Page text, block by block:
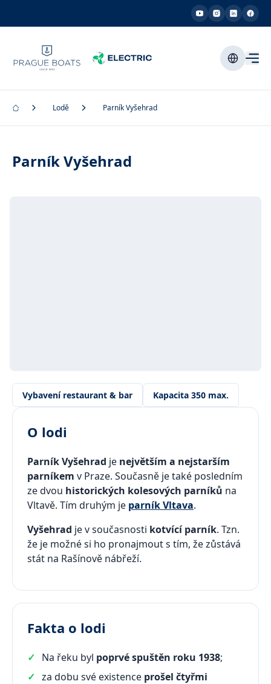
Lodě Parník Vyšehrad
Parník Vyšehrad
Vybavení restaurant & bar Kapacita 350 max.
O lodi
Parník Vyšehrad je největším a nejstarším
parníkem v Praze. Současně je také posledním
ze dvou historických kolesových parníků na
Vltavě. Tím druhým je parník Vltava.
Vyšehrad je v současnosti kotvící parník. Tzn.
že je možné si ho pronajmout s tím, že zůstává
stát na Rašínově nábřeží.
Fakta o lodi
Na řeku byl poprvé spuštěn roku 1938;
za dobu své existence prošel čtyřmi